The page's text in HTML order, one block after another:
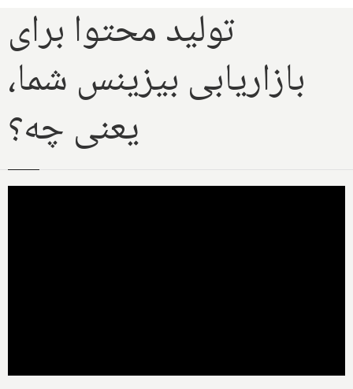
تولید محتوا برای
بازاریابی بیزینس شما،
یعنی چه؟